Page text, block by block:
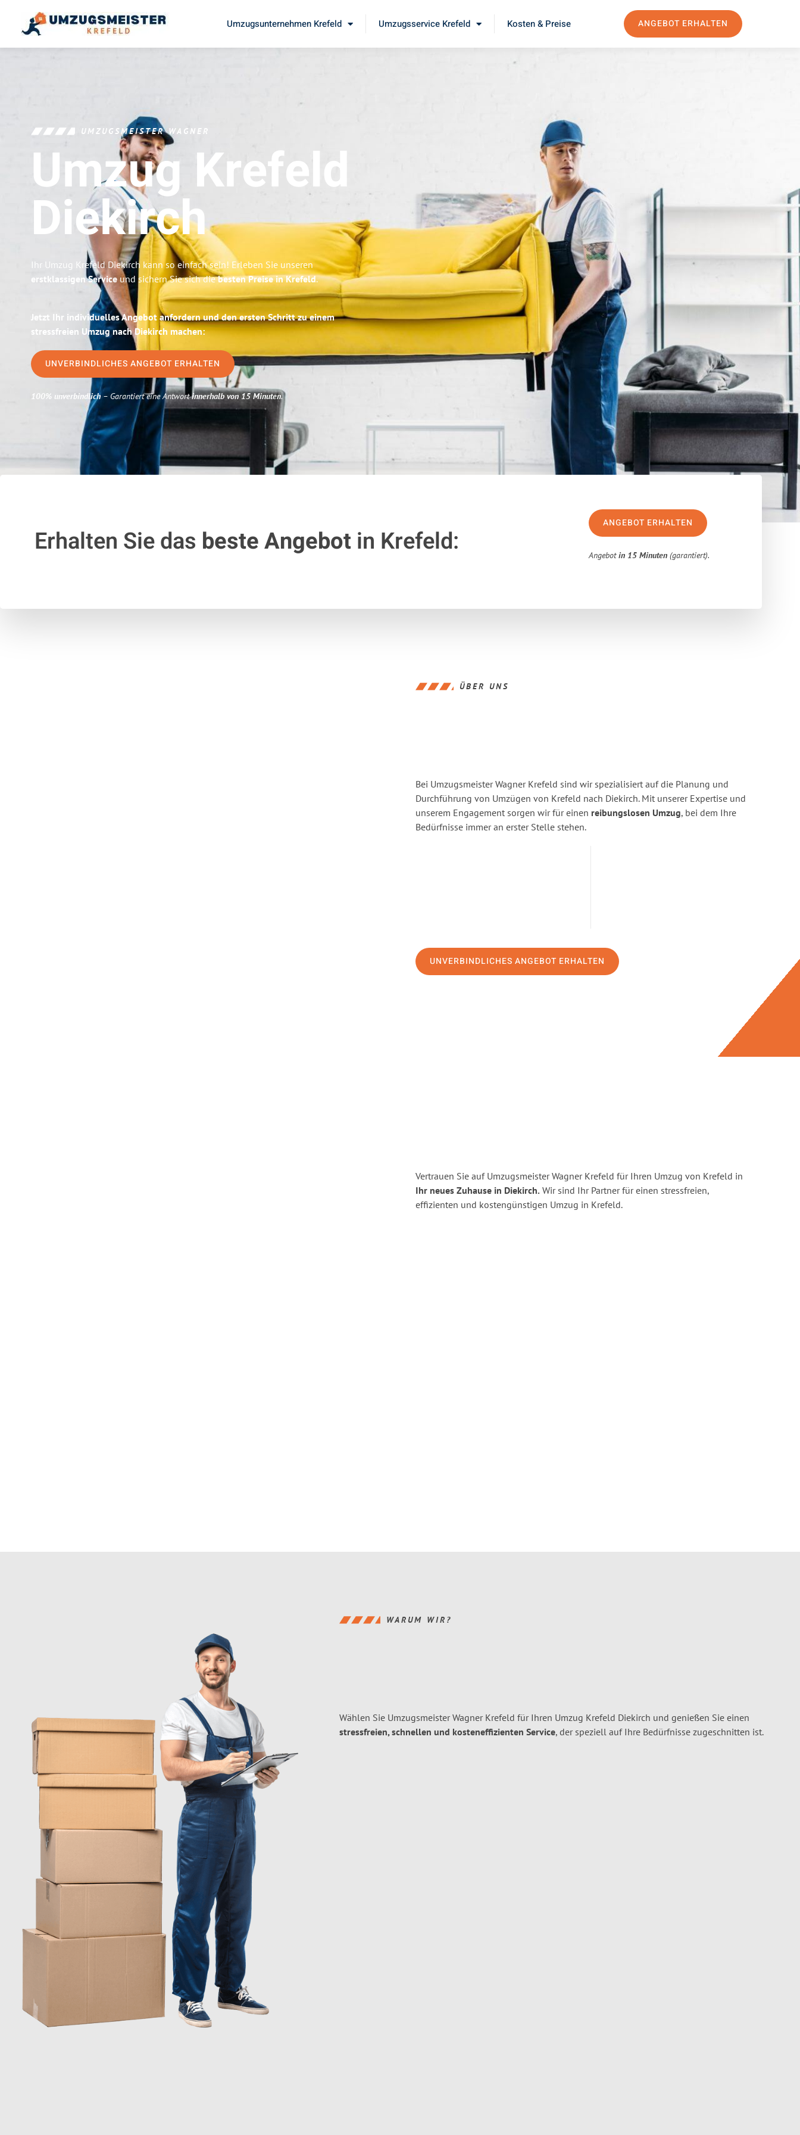
Umzugsunternehmen Krefeld Umzugsservice Krefeld Kosten & Preise ANGEBOT ERHALTEN
UMZUGSMEISTER WAGNER
Umzug Krefeld
Diekirch
Ihr Umzug Krefeld Diekirch kann so einfach sein! Erleben Sie unseren
erstklassigen Service und sichern Sie sich diebesten Preise in Krefeld.
Jetzt Ihr individuelles Angebot anfordern und den ersten Schritt zu einem
stressfreien Umzug nach Diekirch machen:
UNVERBINDLICHES ANGEBOT ERHALTEN
100% unverbindlich– Garantiert eine Antwortinnerhalb von 15 Minuten.
Erhalten Sie das beste Angebotin Krefeld:
ANGEBOT ERHALTEN
Angebotin 15 Minuten (garantiert).
ÜBER UNS
Bei Umzugsmeister Wagner Krefeld sind wir spezialisiert auf die Planung und
Durchführung von Umzügen von Krefeld nach Diekirch. Mit unserer Expertise und
unserem Engagement sorgen wir für einen reibungslosen Umzug, bei dem Ihre
Bedürfnisse immer an erster Stelle stehen.
UNVERBINDLICHES ANGEBOT ERHALTEN
Vertrauen Sie auf Umzugsmeister Wagner Krefeld für Ihren Umzug von Krefeld in
Ihr neues Zuhause in Diekirch. Wir sind Ihr Partner für einen stressfreien,
effizienten und kostengünstigen Umzug in Krefeld.
WARUM WIR?
Wählen Sie Umzugsmeister Wagner Krefeld für Ihren Umzug Krefeld Diekirch und genießen Sie einen
stressfreien, schnellen und kosteneffizienten Service, der speziell auf Ihre Bedürfnisse zugeschnitten ist.